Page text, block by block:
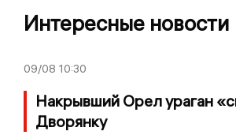
Интересные новости
09/08 10:30
Накрывший Орел ураган
Дворянку